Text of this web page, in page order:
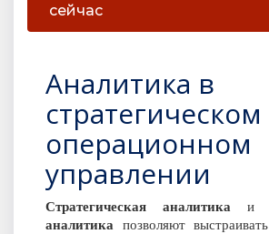
сейчас
Аналитика в
стратегическом
операционном
управлении
Стратегическая аналитика и
аналитика позволяют